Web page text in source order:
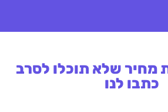
מחיר שלא תוכלו לסרב
כתבו לנו